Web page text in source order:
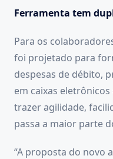
Ferramenta tem
Para os
foi projetado para
despesas de débito,
em caixas
trazer agilidade,
passa a maior parte
“A proposta do novo